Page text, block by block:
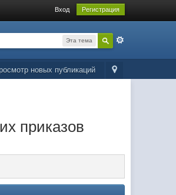
Вход Регистрация
Эта тема
новых публикаций
приказов